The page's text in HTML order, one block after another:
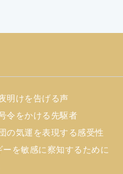
明けを告げる声
令をかける先駆者
の気運を表現する感受性
を敏感に察知するために